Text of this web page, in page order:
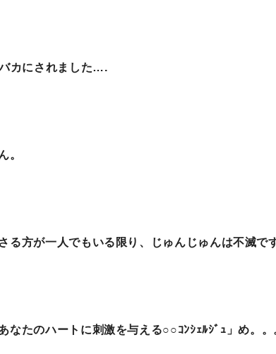
カにされました….
。
る方が一人でもいる限り、じゅんじゅんは不滅で
なたのハートに刺激を与える○○ｺﾝｼｪﾙｼﾞｭ」め。。